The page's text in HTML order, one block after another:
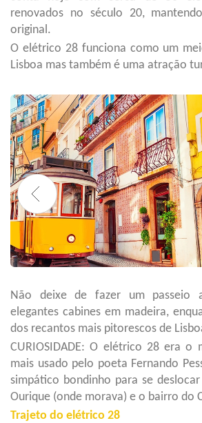
renovados no século 20,
original.
O elétrico 28 funciona como um
Lisboa mas também é uma atração
Não deixe de fazer um passeio
elegantes cabines em madeira,
dos recantos mais pitorescos de
CURIOSIDADE: O elétrico 28 era o
mais usado pelo poeta Fernando
simpático bondinho para se
Ourique (onde morava) e o bairro do
Trajeto do elétrico 28